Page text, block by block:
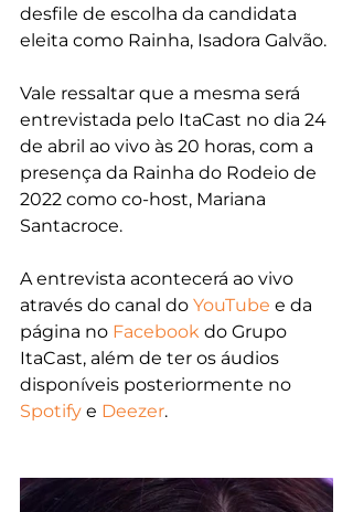
desfile de escolha da candidata
eleita como Rainha, Isadora Galvão.
Vale ressaltar que a mesma será
entrevistada pelo ItaCast no dia 24
de abril ao vivo às 20 horas, com a
presença da Rainha do Rodeio de
2022 como co-host, Mariana
Santacroce.
A entrevista acontecerá ao vivo
através do canal do YouTube e da
página no Facebook do Grupo
ItaCast, além de ter os áudios
disponíveis posteriormente no
Spotify e Deezer.